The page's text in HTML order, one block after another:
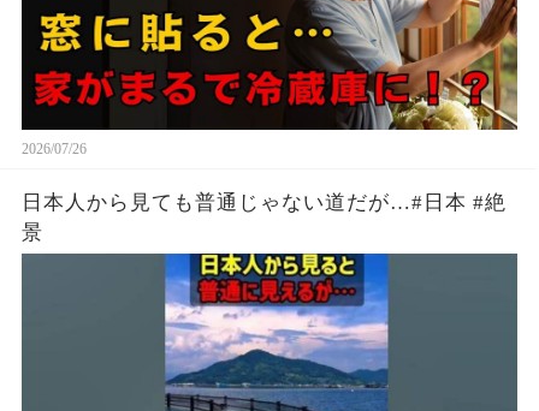
2026/07/26
日本人から見ても普通じゃない道だが…#日本 #絶
景